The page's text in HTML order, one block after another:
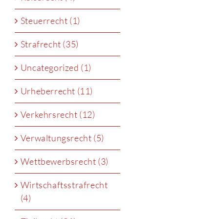
Steuerrecht (1)
Strafrecht (35)
Uncategorized (1)
Urheberrecht (11)
Verkehrsrecht (12)
Verwaltungsrecht (5)
Wettbewerbsrecht (3)
Wirtschaftsstrafrecht
(4)